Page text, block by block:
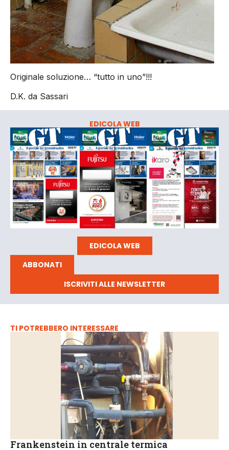
Originale soluzione… “tutto in uno”!!!
D.K. da Sassari
EDICOLA WEB
EDICOLA WEB
ABBONATI
ISCRIVITI ALLE NEWSLETTER
TI POTREBBERO INTERESSARE
Frankenstein in centrale termica